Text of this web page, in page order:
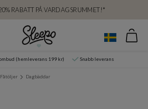
RABATT PÅ VARDAGSRUMMET!*
(hemleverans 199 kr) Snabb leverans
Dagbäddar